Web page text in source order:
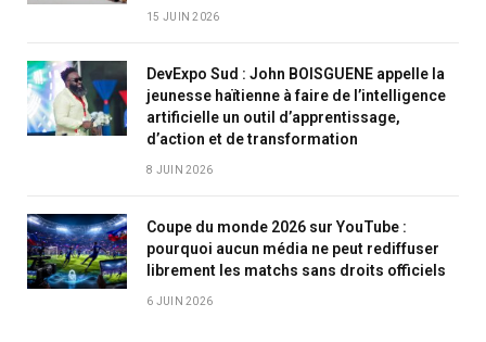
15 JUIN 2026
DevExpo Sud : John BOISGUENE appelle la
jeunesse haïtienne à faire de l’intelligence
artificielle un outil d’apprentissage,
d’action et de transformation
8 JUIN 2026
Coupe du monde 2026 sur YouTube :
pourquoi aucun média ne peut rediffuser
librement les matchs sans droits officiels
6 JUIN 2026